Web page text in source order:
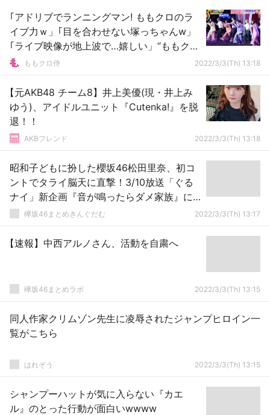
｢アドリブでランニングマン! ももクロのラ
イブ力ｗ」｢目を合わせない塚っちゃんw」
｢ライブ映像が地上波で…嬉しい」“ももクロ
ライブ潜入”『モニタリング』実況まとめ！
ももクロ侍 2022/3/3(Th) 13:18
【元AKB48 チーム8】井上美優(現・井上み
ゆう)、アイドルユニット『Cutenka!』を脱
退！！
AKBフレンド 2022/3/3(Th) 13:18
昭和子どもに扮した櫻坂46松田里奈、初コ
ントでタライ脳天に直撃！3/10放送「ぐる
ナイ」新企画『音が鳴ったらダメ家族』に
登場欅坂46まとめきんぐだむ 2022/3/3(Th) 13:17
【速報】中西アルノさん、活動を自粛へ
欅坂46まとめラボ 2022/3/3(Th) 13:15
同人作家クリムゾン先生に凌辱されたジャンプヒロイン一
覧がこちら
はれぞう 2022/3/3(Th) 13:15
シャンプーハットが気に入らない『カエ
ル』のとった行動が面白いwwww